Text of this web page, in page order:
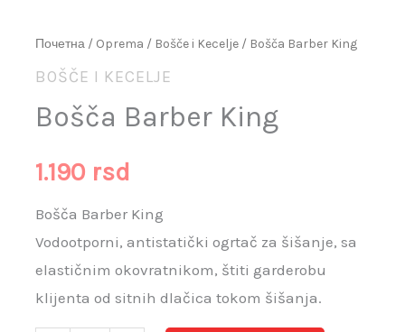
Почетна / Oprema / Bošče i Kecelje / Bošča Barber King
BOŠČE I KECELJE
Bošča Barber King
1.190 rsd
Bošča Barber King
Vodootporni, antistatički ogrtač za šišanje, sa
elastičnim okovratnikom, štiti garderobu
klijenta od sitnih dlačica tokom šišanja.